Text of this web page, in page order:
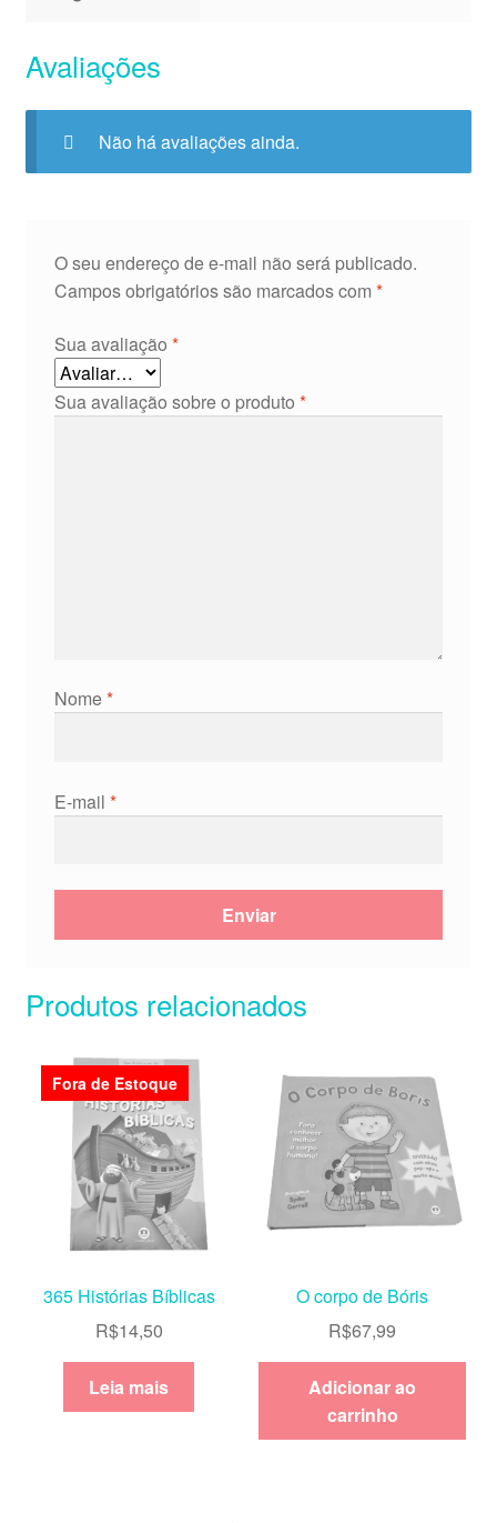
Avaliações
Não há avaliações ainda.
O seu endereço de e-mail não será publicado.
Campos obrigatórios são marcados com *
Sua avaliação *
Sua avaliação sobre o produto *
Nome*
E-mail *
Produtos relacionados
Fora de Estoque
365 Histórias Bíblicas
R$14,50
Leia mais
O corpo de Bóris
R$67,99
Adicionar ao
carrinho